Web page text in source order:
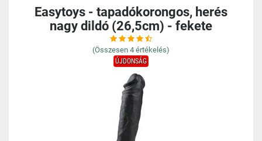
Easytoys - tapadókorongos, herés
nagy dildó (26,5cm) - fekete
(Összesen 4 értékelés)
ÚJDONSÁG